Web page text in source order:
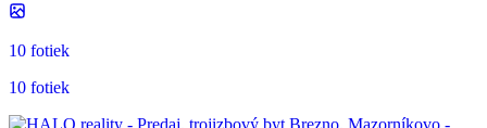
10 fotiek
10 fotiek